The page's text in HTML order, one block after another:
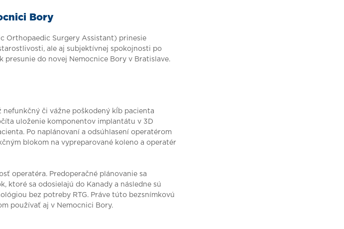
Bory
Orthopaedic Surgery Assistant) prinesie
ale aj subjektívnej spokojnosti po
presunie do novej Nemocnice Bory v Bratislave.
či vážne poškodený kĺb pacienta
uloženie komponentov implantátu v 3D
Po naplánovaní a odsúhlasení operatérom
blokom na vypreparované koleno a operatér
operatéra. Predoperačné plánovanie sa
ktoré sa odosielajú do Kanady a následne sú
bez potreby RTG. Práve túto bezsnímkovú
používať aj v Nemocnici Bory.